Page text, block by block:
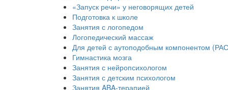
«Запуск речи» у неговорящих детей
Подготовка к школе
Занятия с логопедом
Логопедический массаж
Для детей с аутоподобным компонентом
Гимнастика мозга
Занятия с нейропсихологом
Занятия с детским психологом
Занятия ABA-терапией